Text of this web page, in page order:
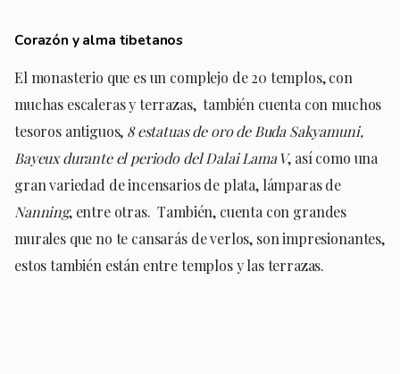
Corazón y alma tibetanos
El monasterio que es un complejo de 20 templos, con
muchas escaleras y terrazas, también cuenta con muchos
tesoros antiguos, 8 estatuas de oro de Buda Sakyamuni,
Bayeux durante el periodo del Dalai Lama V, así como una
gran variedad de incensarios de plata, lámparas de
Nanning, entre otras. También, cuenta con grandes
murales que no te cansarás de verlos, son impresionantes,
estos también están entre templos y las terrazas.